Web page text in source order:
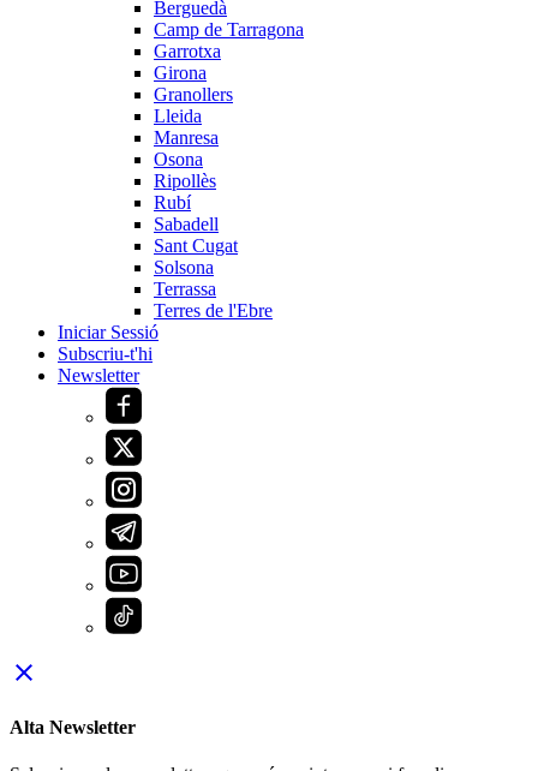
Berguedà
Camp de Tarragona
Garrotxa
Girona
Granollers
Lleida
Manresa
Osona
Ripollès
Rubí
Sabadell
Sant Cugat
Solsona
Terrassa
Terres de l'Ebre
Iniciar Sessió
Subscriu-t'hi
Newsletter
close
Alta Newsletter